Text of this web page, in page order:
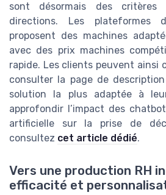
sont désormais des
directions. Les
proposent des machines
avec des prix machines
rapide. Les clients peuvent ainsi
consulter la page de
solution la plus adaptée à
approfondir l’impact des
artificielle sur la prise de
consultez cet article dédié.
Vers une production RH
efficacité et